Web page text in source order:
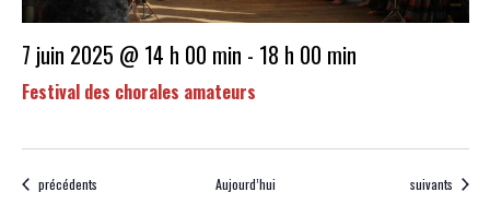
Festival des chorales amateurs
7 juin 2025 @ 14 h 00 min - 18 h 00 min
Évènements
précédents Aujourd’hui Évènements
suivants